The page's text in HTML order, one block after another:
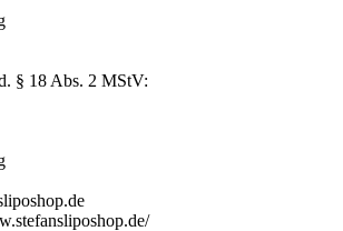
§ 18 Abs. 2 MStV: